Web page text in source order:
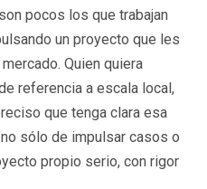
pocos los que trabajan
un proyecto que les
Quien quiera
referencia a escala local,
que tenga clara esa
sólo de impulsar casos o
propio serio, con rigor